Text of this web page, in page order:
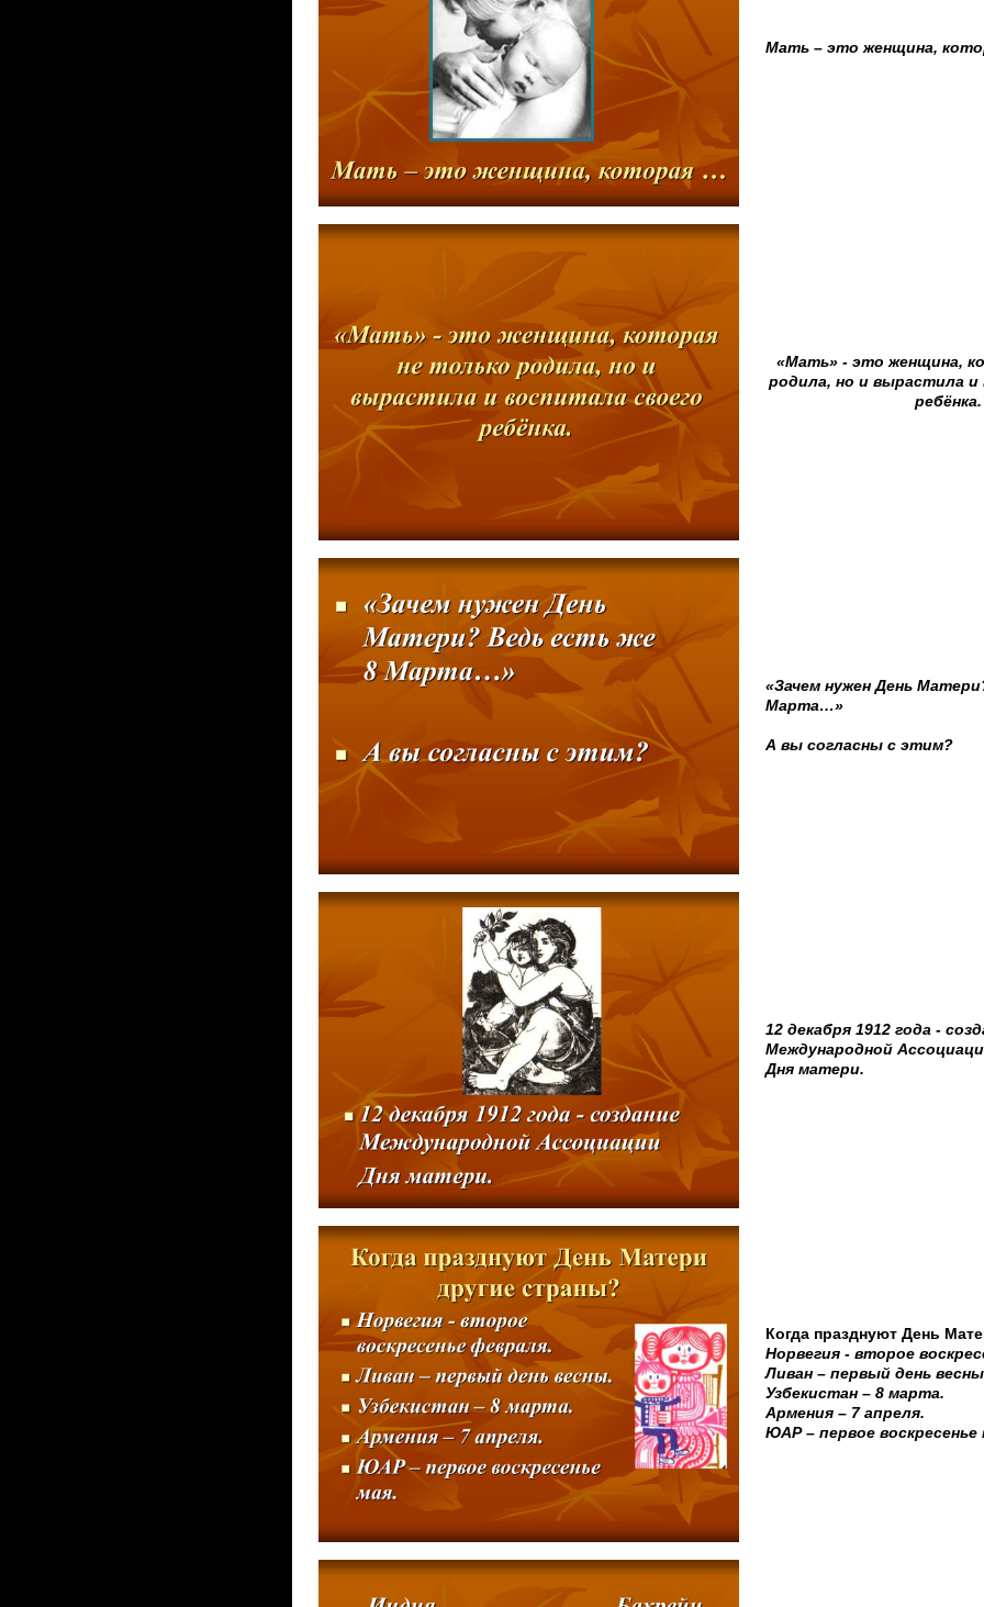
Мать – это женщина,
«Мать» - это женщина,
родила, но и вырастила и
ребёнка.
«Зачем нужен День
Марта…»
А вы согласны с этим?
12 декабря 1912 года -
Международной
Дня матери.
Когда празднуют День
Норвегия - второе
Ливан – первый день
Узбекистан – 8 марта.
Армения – 7 апреля.
ЮАР – первое воскресенье